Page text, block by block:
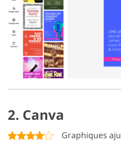
2. Canva
Graphiques